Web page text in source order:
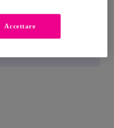
Accettare